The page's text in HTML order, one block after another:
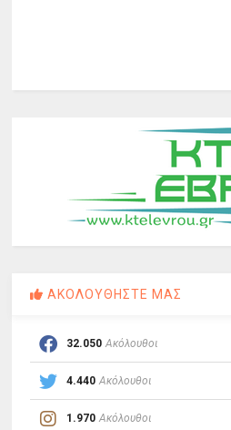
ΑΚΟΛΟΥΘΗΣΤΕ ΜΑΣ
32.050 Ακόλουθοι
4.440 Ακόλουθοι
1.970 Ακόλουθοι